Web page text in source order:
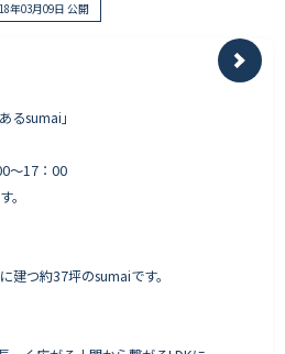
年03月09日 公開
るsumai」
〜17：00
。
建つ約37坪のsumaiです。